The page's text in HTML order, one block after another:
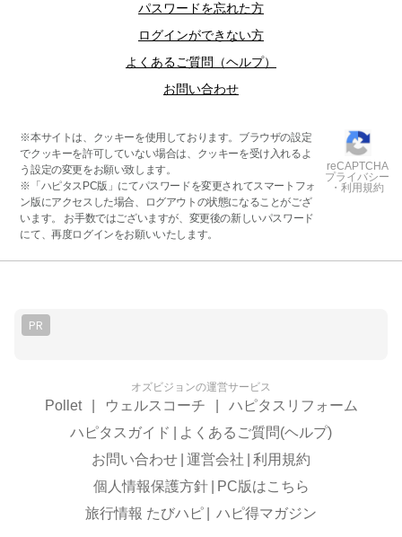
パスワードを忘れた方
ログインができない方
よくあるご質問（ヘルプ）
お問い合わせ
※本サイトは、クッキーを使用しております。ブラウザの設定
でクッキーを許可していない場合は、クッキーを受け入れるよ
う設定の変更をお願い致します。
※「ハピタスPC版」にてパスワードを変更されてスマートフォ
ン版にアクセスした場合、ログアウトの状態になることがござ
います。 お手数ではございますが、変更後の新しいパスワード
にて、再度ログインをお願いいたします。
reCAPTCHA
プライバシー
・利用規約
PR
オズビジョンの運営サービス
Pollet ウェルスコーチ
ハピタスリフォーム
ハピタスガイド
よくあるご質問(ヘルプ)
お問い合わせ 運営会社
利用規約
個人情報保護方針
PC版はこちら
旅行情報 たびハピ
ハピ得マガジン